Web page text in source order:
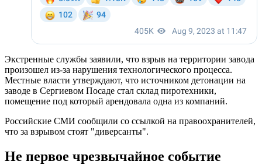
Экстренные службы заявили, что взрыв на территории завода
произошел из-за нарушения технологического процесса.
Местные власти утверждают, что источником детонации на
заводе в Сергиевом Посаде стал склад пиротехники,
помещение под который арендовала одна из компаний.
Российские СМИ сообщили со ссылкой на правоохранителей,
что за взрывом стоят "диверсанты".
Не первое чрезвычайное событие